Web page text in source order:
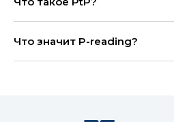
Что значит P-reading?